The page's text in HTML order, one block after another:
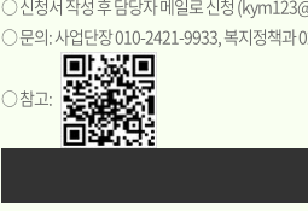
○ 신청서 작성 후 담당자 메일로 신청
○ 문의: 사업단장 010-2421-9933, 복지정책과
○ 참고: